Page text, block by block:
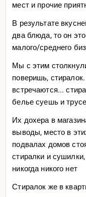
мест и прочие
В результате
два блюда, то он
малого/среднего
Мы с этим
поверишь,
встречаются...
белье суешь и
Их дохера в
выводы, место в
подвалах домов
стиралки и
никогда никого нет
Стиралок же в